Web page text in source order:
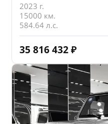
2023 г.
15000 км.
584.64 л.с.
35 816 432 ₽